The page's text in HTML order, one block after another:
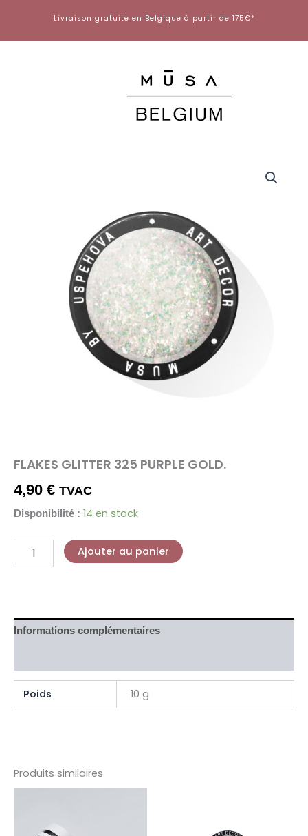
contenu
Livraison gratuite en Belgique à partir de 175€*
FLAKES GLITTER 325 PURPLE GOLD.
4,90 € TVAC
Disponibilité : 14 en stock
Ajouter au panier
Informations complémentaires
Poids 10 g
Produits similaires